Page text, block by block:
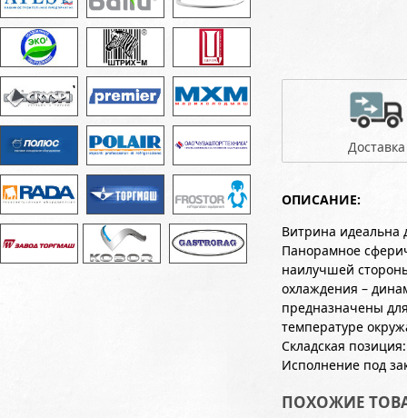
Доставка
ОПИСАНИЕ:
Витрина идеальна
Панорамное
наилучшей
охлаждения –
предназначены
температуре
Складская
Исполнение под
ПОХОЖИЕ